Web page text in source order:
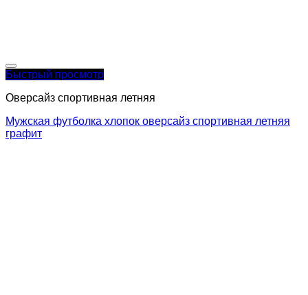
Быстрый просмотр
Оверсайз спортивная летняя
Мужская футболка хлопок оверсайз спортивная летняя
графит